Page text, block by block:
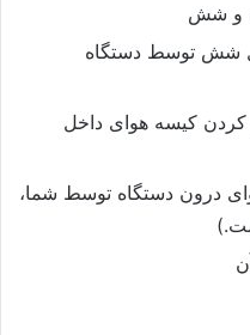
و شش
شش توسط دستگاه
کردن کیسه هوای داخل
درون دستگاه توسط شما،